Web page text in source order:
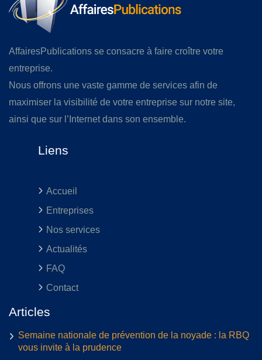
AffairesPublications se consacre à faire croître votre
entreprise.
Nous offrons une vaste gamme de services afin de
maximiser la visibilité de votre entreprise sur notre site,
ainsi que sur l’Internet dans son ensemble.
Liens
Accueil
Entreprises
Nos services
Actualités
FAQ
Contact
Articles
Semaine nationale de prévention de la noyade : la RBQ
vous invite à la prudence